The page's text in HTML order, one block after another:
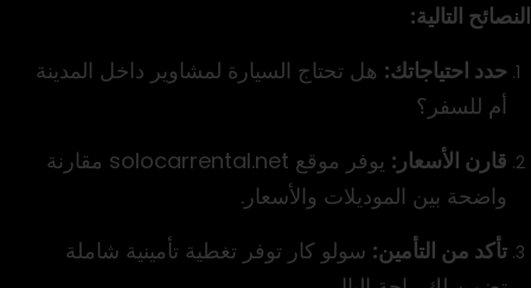
النصائح التالية:
حدد احتياجاتك: هل تحتاج السيارة لمشاوير داخل المدينة
أم للسفر؟
قارن الأسعار:
يوفر موقع solocarrental.net مقارنة
واضحة بين الموديلات والأسعار.
تأكد من التأمين: سولو كار توفر تغطية تأمينية شاملة